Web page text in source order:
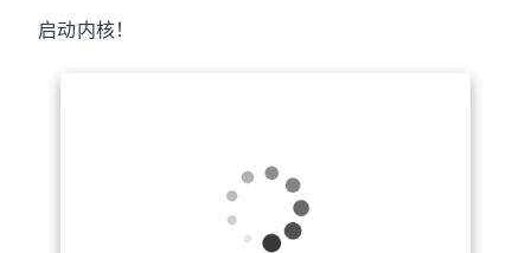
启动内核！
image-20240424164001278